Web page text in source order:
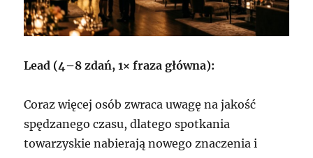
Lead (4–8 zdań, 1× fraza główna):
Coraz więcej osób zwraca uwagę na jakość
spędzanego czasu, dlatego spotkania
towarzyskie nabierają nowego znaczenia i